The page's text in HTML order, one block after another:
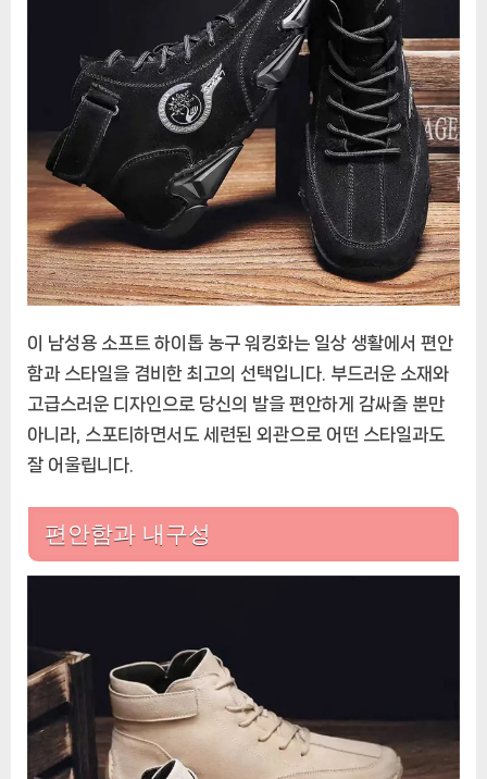
워
킹
함
과
스
타
일
의
완
한
조
이 남성용 소프트 하이톱 농구 워킹화는 일상 생활에서 편안
함과 스타일을 겸비한 최고의 선택입니다. 부드러운 소재와
고급스러운 디자인으로 당신의 발을 편안하게 감싸줄 뿐만
아니라, 스포티하면서도 세련된 외관으로 어떤 스타일과도
잘 어울립니다.
편안함과 내구성